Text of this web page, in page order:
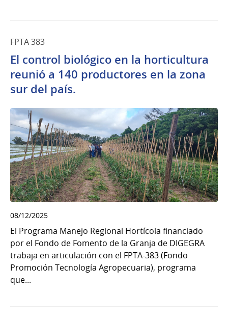
FPTA 383
El control biológico en la horticultura
reunió a 140 productores en la zona
sur del país.
08/12/2025
El Programa Manejo Regional Hortícola financiado
por el Fondo de Fomento de la Granja de DIGEGRA
trabaja en articulación con el FPTA-383 (Fondo
Promoción Tecnología Agropecuaria), programa
que...